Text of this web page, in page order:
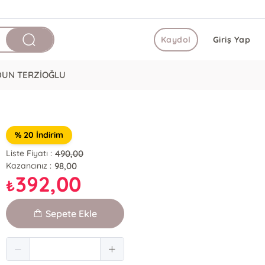
Giriş Yap
Kaydol
TERZİOĞLU
% 20 İndirim
Liste Fiyatı : 490,00
Kazancınız : 98,00
₺392,00
Sepete Ekle